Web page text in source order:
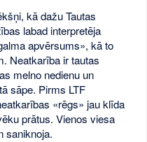
kā dažu Tautas
labad interpretēja
apvērsums», kā to
Neatkarība ir tautas
melno nedienu un
sāpe. Pirms LTF
«rēgs» jau klīda
prātus. Vienos viesa
saniknoja.